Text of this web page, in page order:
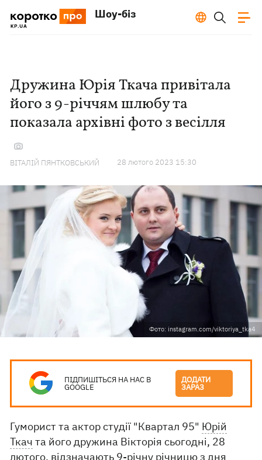
Шоу-біз
Дружина Юрія Ткача привітала
його з 9-річчям шлюбу та
показала архівні фото з весілля
ВІТАЛІЙ ПЯНТКОВСЬКИЙ 28 лютого 2023 15:30
Фото: instagram.com/viktoriya_tka4
ПІДПИШІТЬСЯ НА НАС В
GOOGLE
ДОДАТИ
ЗАРАЗ
Гуморист та актор студії "Квартал 95" Юрій
Ткач та його дружина Вікторія сьогодні, 28
лютого, відзначають 9-річну річницю з дня